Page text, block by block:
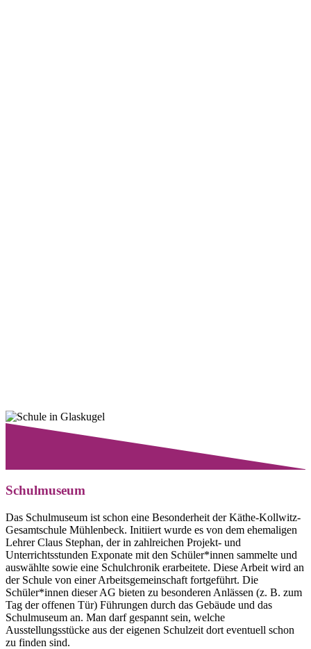
Schulmuseum
Das Schulmuseum ist schon eine Besonderheit der Käthe-Kollwitz-
Gesamtschule Mühlenbeck. Initiiert wurde es von dem ehemaligen
Lehrer Claus Stephan, der in zahlreichen Projekt- und
Unterrichtsstunden Exponate mit den Schüler*innen sammelte und
auswählte sowie eine Schulchronik erarbeitete. Diese Arbeit wird an
der Schule von einer Arbeitsgemeinschaft fortgeführt. Die
Schüler*innen dieser AG bieten zu besonderen Anlässen (z. B. zum
Tag der offenen Tür) Führungen durch das Gebäude und das
Schulmuseum an. Man darf gespannt sein, welche
Ausstellungsstücke aus der eigenen Schulzeit dort eventuell schon
zu finden sind.